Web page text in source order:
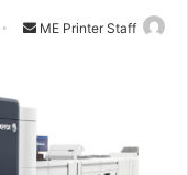
ME Printer Staff
أرسل